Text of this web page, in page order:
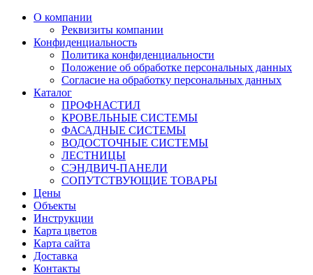
О компании
Реквизиты компании
Конфиденциальность
Политика конфиденциальности
Положение об обработке персональных данных
Согласие на обработку персональных данных
Каталог
ПРОФНАСТИЛ
КРОВЕЛЬНЫЕ СИСТЕМЫ
ФАСАДНЫЕ СИСТЕМЫ
ВОДОСТОЧНЫЕ СИСТЕМЫ
ЛЕСТНИЦЫ
СЭНДВИЧ-ПАНЕЛИ
СОПУТСТВУЮЩИЕ ТОВАРЫ
Цены
Объекты
Инструкции
Карта цветов
Карта сайта
Доставка
Контакты